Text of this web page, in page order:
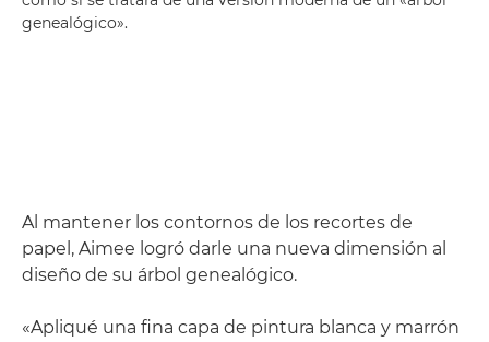
genealógico».
Al mantener los contornos de los recortes de
papel, Aimee logró darle una nueva dimensión al
diseño de su árbol genealógico.
«Apliqué una fina capa de pintura blanca y marrón